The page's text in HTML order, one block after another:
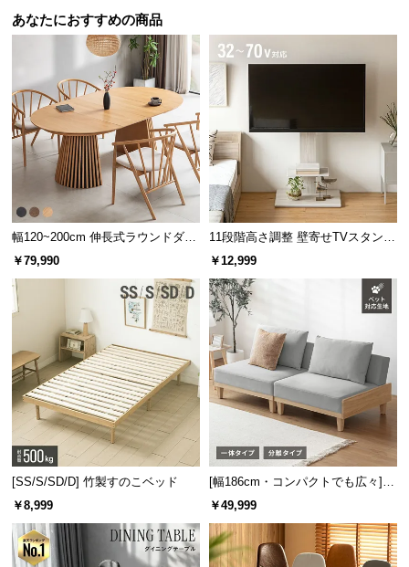
あなたにおすすめの商品
幅120~200cm 伸長式ラウンドダイ
ニングテーブル 6人掛け 天然木突
￥79,990
11段階高さ調整 壁寄せTVスタンド
キャスター付き 上下左右角度調節
￥12,999
[SS/S/SD/D] 竹製すのこベッド
￥8,999
[幅186cm・コンパクトでも広々] 3
人掛けソファベッド リクライニン
￥49,999